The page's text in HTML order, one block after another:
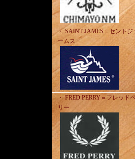
・ SAINT JAMES＝セントジ
ームス
・ FRED PERRY＝フレッド
リー